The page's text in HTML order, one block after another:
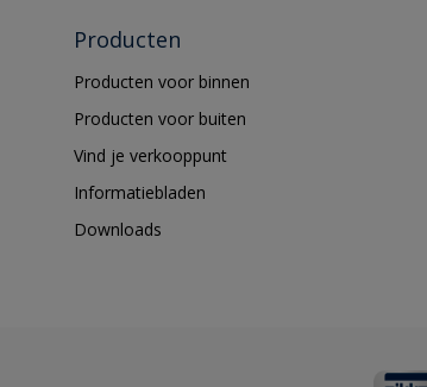
Producten
Producten voor binnen
Producten voor buiten
Vind je verkooppunt
Informatiebladen
Downloads